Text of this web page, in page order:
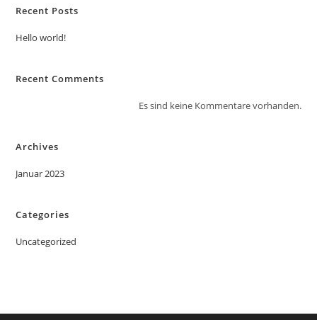
Recent Posts
Hello world!
Recent Comments
Es sind keine Kommentare vorhanden.
Archives
Januar 2023
Categories
Uncategorized